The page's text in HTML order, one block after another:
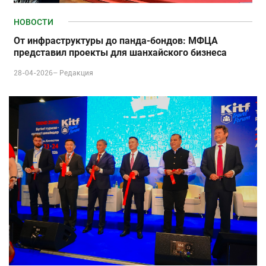
НОВОСТИ
От инфраструктуры до панда-бондов: МФЦА
представил проекты для шанхайского бизнеса
28-04-2026– Редакция